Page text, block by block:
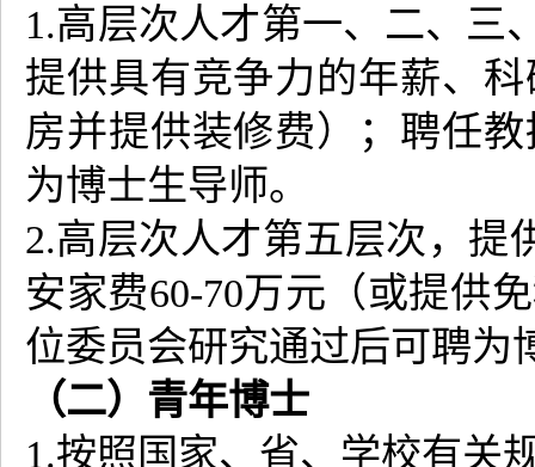
1.高层次人才第一、二、三
提供具有竞争力的年薪、
房并提供装修费）；聘任
为博士生导师。
2.高层次人才第五层次，提
安家费60-70万元（或提供
位委员会研究通过后可聘为
（二）青年博士
1.按照国家、省、学校有关